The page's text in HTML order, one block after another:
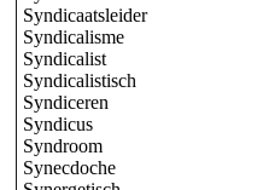
Syndicaatsleider
Syndicalisme
Syndicalist
Syndicalistisch
Syndiceren
Syndicus
Syndroom
Synecdoche